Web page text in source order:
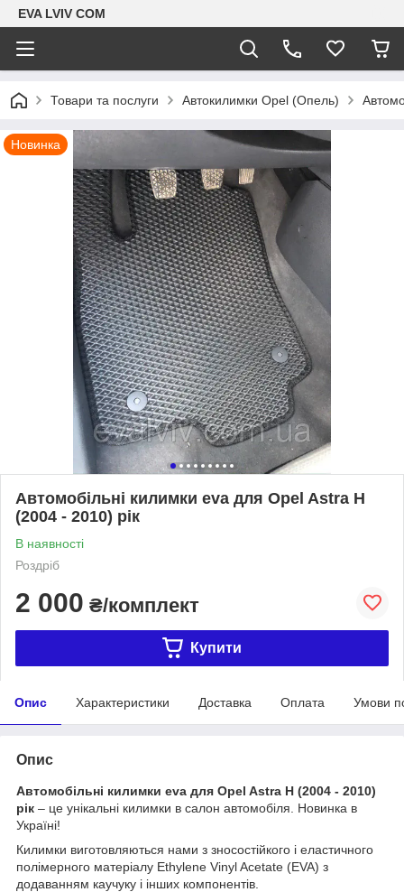
EVA LVIV COM
Товари та послуги Автокилимки Opel (Опель)
Новинка
Автомобільні килимки eva для Opel Astra H
(2004 - 2010) рік
В наявності
Роздріб
2 000 ₴/комплект
Купити
Опис Характеристики Доставка Оплата Умови
Опис
Автомобільні килимки eva для Opel Astra H (2004 - 2010)
рік – це унікальні килимки в салон автомобіля. Новинка в
Україні!
Килимки виготовляються нами з зносостійкого і еластичного
полімерного матеріалу Ethylene Vinyl Acetate (EVA) з
додаванням каучуку і інших компонентів.